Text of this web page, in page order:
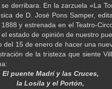
derribara. En la zarzuela «La
de D. José Pons Samper,
y estrenada en el Teatro-
estado de opinión de nuestro
del 15 de enero de hacer una
de la tristeza que siente
El puente Madrí y las Cruces,
la Losila y el Portón,